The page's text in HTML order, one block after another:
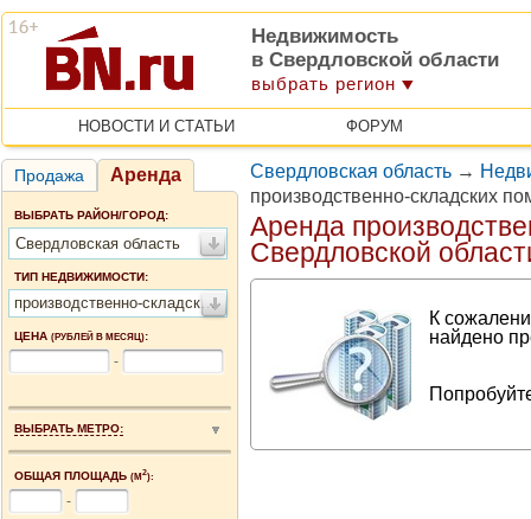
Недвижимость
в Свердловской области
выбрать регион
НОВОСТИ И СТАТЬИ ФОРУМ
Продажа Аренда
ВЫБРАТЬ РАЙОН/ГОРОД:
Свердловская область
ТИП НЕДВИЖИМОСТИ:
производственно-складские помещения
ЦЕНА (РУБЛЕЙ В МЕСЯЦ):
-
ВЫБРАТЬ МЕТРО:
ОБЩАЯ ПЛОЩАДЬ (М2):
-
Свердловская область →
производственно-складских
Аренда
Свердловской
К
найдено